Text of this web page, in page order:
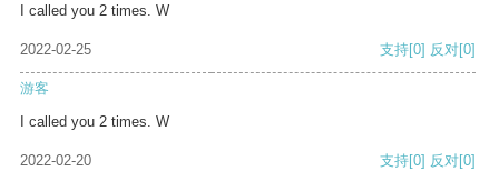
I called you 2 times. W
2022-02-25 支持[0] 反对[0]
游客
I called you 2 times. W
2022-02-20 支持[0] 反对[0]